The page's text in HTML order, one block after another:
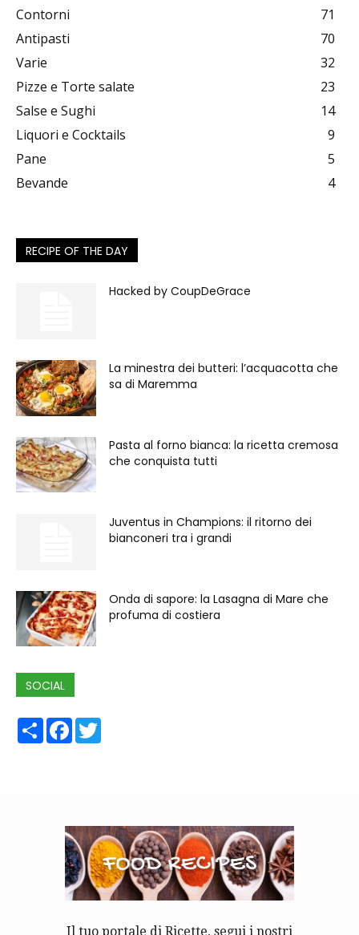
Contorni
71
Antipasti
70
Varie
32
Pizze e Torte salate
23
Salse e Sughi
14
Liquori e Cocktails
9
Pane
5
Bevande
4
RECIPE OF THE DAY
Hacked by CoupDeGrace
La minestra dei butteri: l’acquacotta che
sa di Maremma
Pasta al forno bianca: la ricetta cremosa
che conquista tutti
Juventus in Champions: il ritorno dei
bianconeri tra i grandi
Onda di sapore: la Lasagna di Mare che
profuma di costiera
SOCIAL
ShareFacebook
Il tuo portale di Ricette, segui i nostri